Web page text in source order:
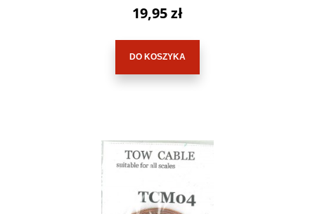
19,95 zł
DO KOSZYKA